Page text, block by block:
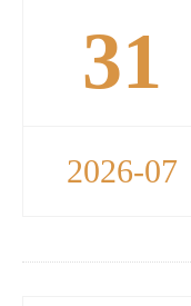
31
2026-07